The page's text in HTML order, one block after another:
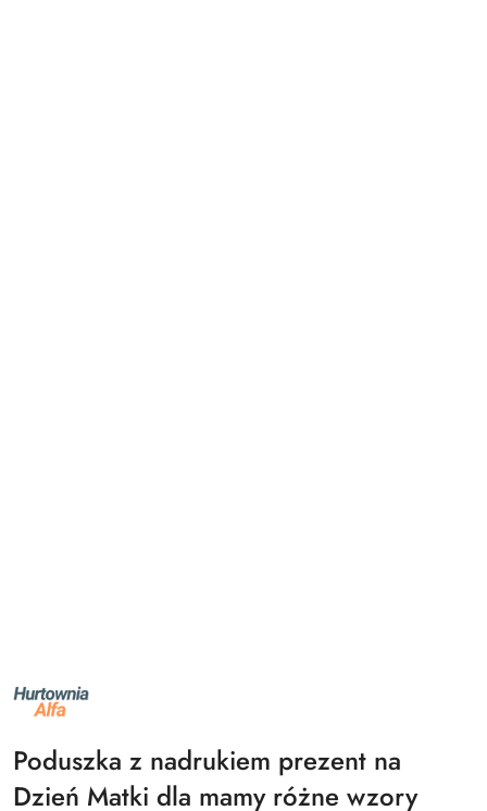
NAZWA
PRODUCENTA:
ALFA
Poduszka z nadrukiem prezent na
Dzień Matki dla mamy różne wzory